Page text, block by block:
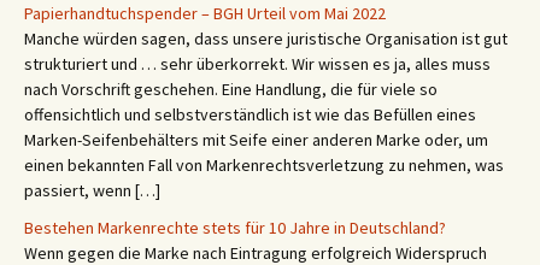
Papierhandtuchspender – BGH Urteil vom Mai 2022
Manche würden sagen, dass unsere juristische Organisation ist gut
strukturiert und … sehr überkorrekt. Wir wissen es ja, alles muss
nach Vorschrift geschehen. Eine Handlung, die für viele so
offensichtlich und selbstverständlich ist wie das Befüllen eines
Marken-Seifenbehälters mit Seife einer anderen Marke oder, um
einen bekannten Fall von Markenrechtsverletzung zu nehmen, was
passiert, wenn […]
Bestehen Markenrechte stets für 10 Jahre in Deutschland?
Wenn gegen die Marke nach Eintragung erfolgreich Widerspruch